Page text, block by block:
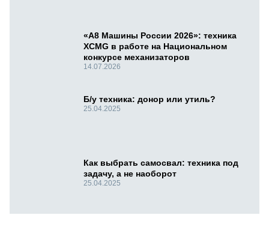
«А8 Машины России 2026»: техника
XCMG в работе на Национальном
конкурсе механизаторов
14.07.2026
Б/у техника: донор или утиль?
25.04.2025
Как выбрать самосвал: техника под
задачу, а не наоборот
25.04.2025